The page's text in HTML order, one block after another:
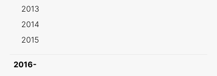
2013
2014
2015
2016-